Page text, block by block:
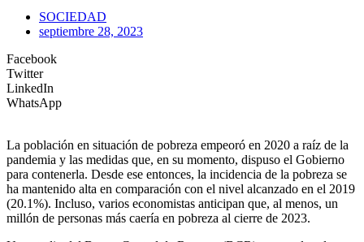
SOCIEDAD
septiembre 28, 2023
Facebook
Twitter
LinkedIn
WhatsApp
La población en situación de pobreza empeoró en 2020 a raíz de la
pandemia y las medidas que, en su momento, dispuso el Gobierno
para contenerla. Desde ese entonces, la incidencia de la pobreza se
ha mantenido alta en comparación con el nivel alcanzado en el 2019
(20.1%). Incluso, varios economistas anticipan que, al menos, un
millón de personas más caería en pobreza al cierre de 2023.